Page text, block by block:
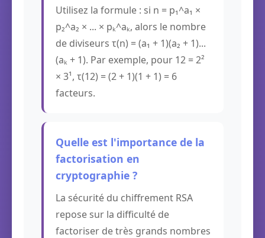
Utilisez la formule : si n = p₁^a₁ ×
p₂^a₂ × ... × pₖ^aₖ, alors le nombre
de diviseurs τ(n) = (a₁ + 1)(a₂ + 1)...
(aₖ + 1). Par exemple, pour 12 = 2²
× 3¹, τ(12) = (2 + 1)(1 + 1) = 6
facteurs.
Quelle est l'importance de la
factorisation en
cryptographie ?
La sécurité du chiffrement RSA
repose sur la difficulté de
factoriser de très grands nombres